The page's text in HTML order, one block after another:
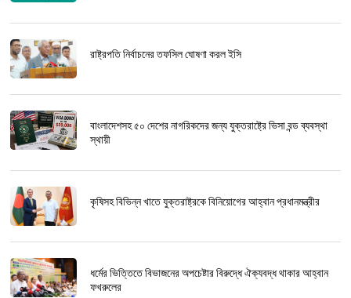
রাষ্ট্রপতি নির্বাচনের তফসিল ঘোষণা করল ইসি
বাংলাদেশসহ ৫০ দেশের নাগরিকদের জন্য যুক্তরাষ্ট্রে ভিসা বন্ড ব্যবস্থা
স্থায়ী
কৃষিসহ বিভিন্ন খাতে যুক্তরাষ্ট্রকে বিনিয়োগের আহ্বান প্রধানমন্ত্রীর
ধর্মের ভিত্তিতে বিভাজনের অপচেষ্টার বিরুদ্ধে ঐক্যবদ্ধ থাকার আহ্বান
ফখরুলের